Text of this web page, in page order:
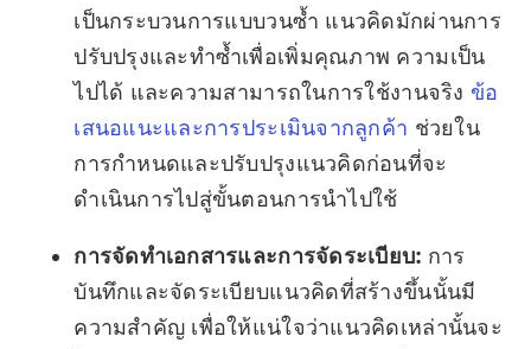
เป็นกระบวนการแบบวนซ้ำ แนวคิดมักผ่านการ
ปรับปรุงและทำซ้ำเพื่อเพิ่มคุณภาพ ความเป็น
ไปได้ และความสามารถในการใช้งานจริง ข้อ
เสนอแนะและการประเมินจากลูกค้า ช่วยใน
การกำหนดและปรับปรุงแนวคิดก่อนที่จะ
ดำเนินการไปสู่ขั้นตอนการนำไปใช้
การจัดทำเอกสารและการจัดระเบียบ: การ
บันทึกและจัดระเบียบแนวคิดที่สร้างขึ้นนั้นมี
ความสำคัญ เพื่อให้แน่ใจว่าแนวคิดเหล่านั้นจะ